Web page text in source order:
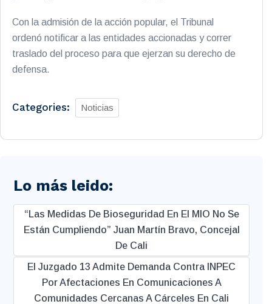
Con la admisión de la acción popular, el Tribunal
ordenó notificar a las entidades accionadas y correr
traslado del proceso para que ejerzan su derecho de
defensa.
Categories: Noticias
Lo más leido:
“Las Medidas De Bioseguridad En El MIO No Se
Están Cumpliendo” Juan Martín Bravo, Concejal
De Cali
El Juzgado 13 Admite Demanda Contra INPEC
Por Afectaciones En Comunicaciones A
Comunidades Cercanas A Cárceles En Cali